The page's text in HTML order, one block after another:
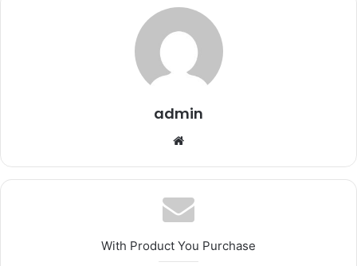
admin
With Product You Purchase